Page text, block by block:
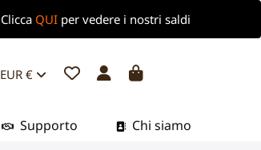
Clicca QUI per vedere i nostri saldi
EUR €
Chi siamo
Supporto